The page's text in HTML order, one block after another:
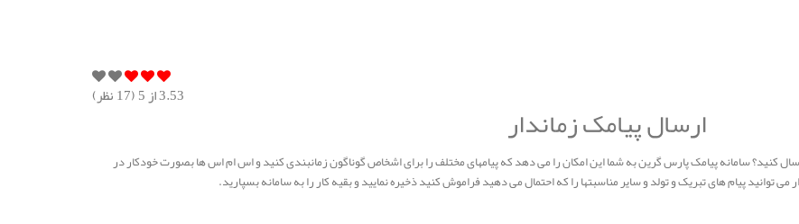
3.53از 5 ( 17نظر)
ارسال پیامک زماندار
کنید؟ سامانه پیامک پارس گرین به شما این امکان را می دهد که پیامهای مختلف را برای اشخاص گوناگون زمانبندی کنید و اس ام اس ها بصورت خودکار در
می توانید پیام های تبریک و تولد و سایر مناسبتها را که احتمال می دهید فراموش کنید ذخیره نمایید و بقیه کار را به سامانه بسپارید.